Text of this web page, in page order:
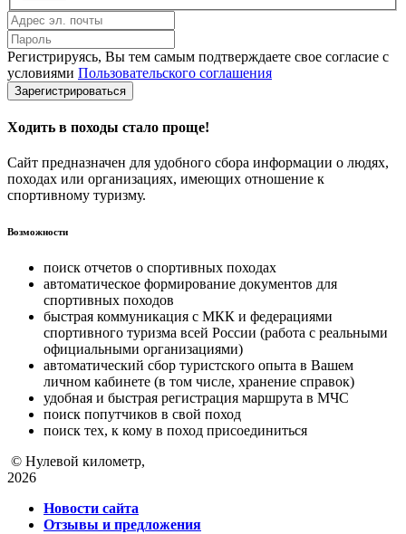
Регистрируясь, Вы тем самым подтверждаете свое согласие с
условиями Пользовательского соглашения
Зарегистрироваться
Ходить в походы стало проще!
Сайт предназначен для удобного сбора информации о людях,
походах или организациях, имеющих отношение к
спортивному туризму.
Возможности
поиск отчетов о спортивных походах
автоматическое формирование документов для
спортивных походов
быстрая коммуникация с МКК и федерациями
спортивного туризма всей России (работа с реальными
официальными организациями)
автоматический сбор туристского опыта в Вашем
личном кабинете (в том числе, хранение справок)
удобная и быстрая регистрация маршрута в МЧС
поиск попутчиков в свой поход
поиск тех, к кому в поход присоединиться
© Нулевой километр,
2026
Новости сайта
Отзывы и предложения